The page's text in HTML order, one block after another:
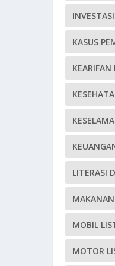
INVESTASI
KASUS
KEARIFAN
LITERASI
MOBIL
MOTOR